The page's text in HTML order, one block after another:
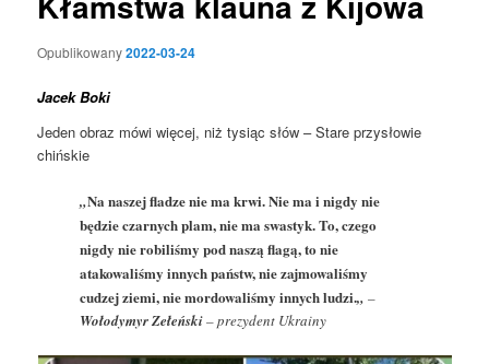
Opublikowany2022-03-24
Jacek Boki
Jeden obraz mówi więcej, niż tysiąc słów – Stare przysłowie
chińskie
„Na naszej fladze nie ma krwi. Nie ma i nigdy nie
będzie czarnych plam, nie ma swastyk. To, czego
nigdy nie robiliśmy pod naszą flagą, to nie
atakowaliśmy innych państw, nie zajmowaliśmy
cudzej ziemi, nie mordowaliśmy innych ludzi.„ –
Wołodymyr Zełeński– prezydent Ukrainy